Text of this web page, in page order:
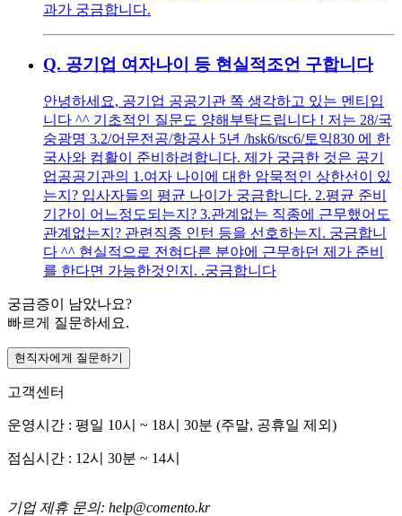
과가 궁금합니다.
Q. 공기업 여자나이 등 현실적조언 구합니다
안녕하세요, 공기업 공공기관 쪽 생각하고 있는 멘티입
니다 ^^ 기초적인 질문도 양해부탁드립니다 ! 저는 28/국
숭광명 3.2/어문전공/항공사 5년 /hsk6/tsc6/토익830 에 한
국사와 컴활이 준비하려합니다. 제가 궁금한 것은 공기
업공공기관의 1.여자 나이에 대한 암묵적인 상한선이 있
는지? 입사자들의 평균 나이가 궁금합니다. 2.평균 준비
기간이 어느정도되는지? 3.관계없는 직종에 근무했어도
관계없는지? 관련직종 인턴 등을 선호하는지. 궁금합니
다 ^^ 현실적으로 전혀다른 분야에 근무하던 제가 준비
를 한다면 가능한것인지. .궁금합니다
궁금증이 남았나요?
빠르게 질문하세요.
현직자에게 질문하기
고객센터
운영시간 : 평일 10시 ~ 18시 30분 (주말, 공휴일 제외)
점심시간 : 12시 30분 ~ 14시
기업 제휴 문의: help@comento.kr